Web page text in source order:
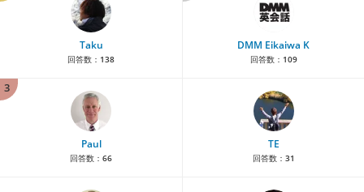
Taku
回答数： 138
DMM Eikaiwa K
回答数： 109
3
Paul
回答数： 66
TE
回答数： 31